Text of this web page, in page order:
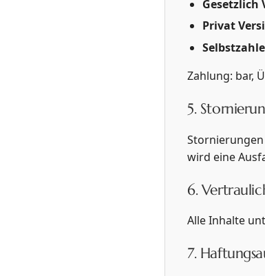
Gesetzlich
Privat
Zahlung: bar,
5.
wird eine
6.
Alle Inhalte
7.